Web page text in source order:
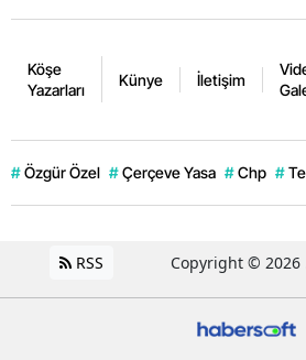
Köşe
Yazarları
Künye İletişim
# Özgür Özel # Çerçeve Yasa # Chp #
RSS Copyright © 2026 .